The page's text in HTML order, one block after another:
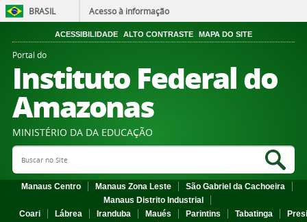
BRASIL Acesso à informação
ACESSIBILIDADE ALTO CONTRASTE MAPA DO SITE
Portal do
Instituto Federal do
Amazonas
MINISTÉRIO DA DA EDUCAÇÃO
Search Site
Manaus Centro Manaus Zona Leste
São Gabriel da Cachoeira
Manaus Distrito Industrial
Coari
Lábrea Iranduba Maués Parintins Tabatinga